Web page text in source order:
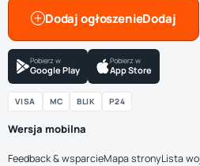
Dodaj ogłoszenie
Pobierz w
Google Play
Pobierz w
App Store
VISA MC BLIK P24
Wersja mobilna
Feedback & wsparcieMapa stronyLista